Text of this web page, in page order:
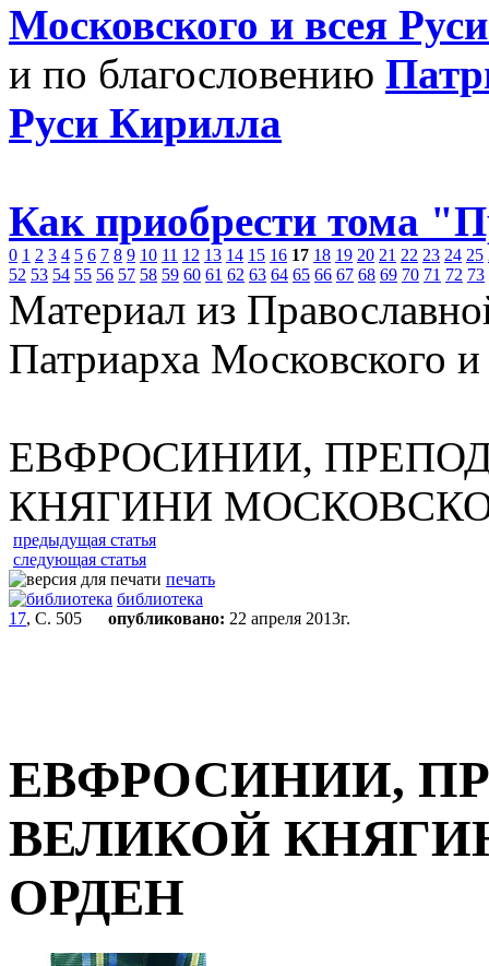
Московского и всея
и по благословению
Руси Кирилла
Как приобрести тома
0 1 2 3 4 5 6 7 8 9 10 11 12 13 14 15 16 17 18 19 20 21 22 23 24 25
52 53 54 55 56 57 58 59 60 61 62 63 64 65 66 67 68 69 70 71 72 73
Материал из
Патриарха Московского
ЕВФРОСИНИИ,
КНЯГИНИ
предыдущая статья
следующая статья
печать
библиотека
17, С. 505 опубликовано: 22 апреля 2013г.
ЕВФРОСИНИИ,
ВЕЛИКОЙ
ОРДЕН